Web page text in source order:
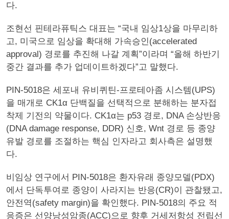
다.
조현선 핀테라퓨틱스 대표는 “국내 임상1상을 마무리하
고, 미국으로 임상을 확대해 가속승인(accelerated
approval) 경로를 추진해 나갈 계획”이라며 “올해 하반기
중간 결과를 추가 업데이트하겠다”고 말했다.
PIN-5018은 세포내 유비퀴틴-프로테아좀 시스템(UPS)
을 매개로 CK1α 단백질을 선택적으로 분해하는 분자접
착제 기전의 약물이다. CK1α는 p53 경로, DNA 손상반응
(DNA damage response, DDR) 신호, Wnt 경로 등 종양
유발 경로를 조절하는 핵심 인자라고 회사측은 설명했
다.
비임상 연구에서 PIN-5018은 환자유래 종양모델(PDX)
에서 단독투여로 종양이 사라지는 반응(CR)이 관찰됐고,
안전역(safety margin)을 확인했다. PIN-5018의 주요 적
응증은 선양낭성암종(ACC)으로 향후 거세저항성 전립선